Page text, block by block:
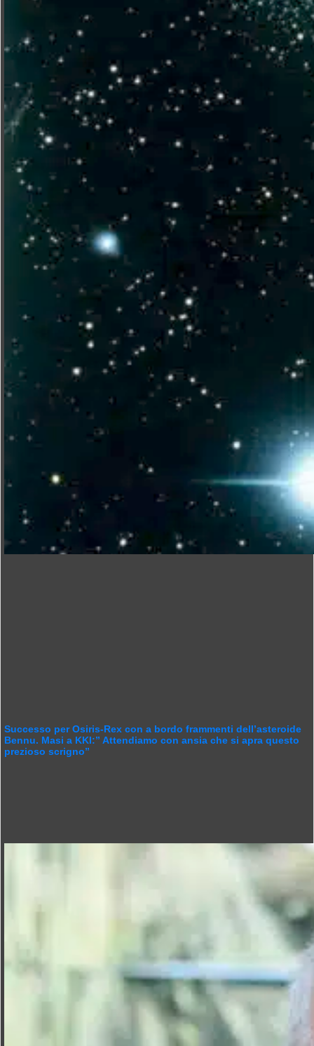
Successo per Osiris-Rex con a bordo frammenti dell’asteroide
Bennu. Masi a KKI:” Attendiamo con ansia che si apra questo
prezioso scrigno”